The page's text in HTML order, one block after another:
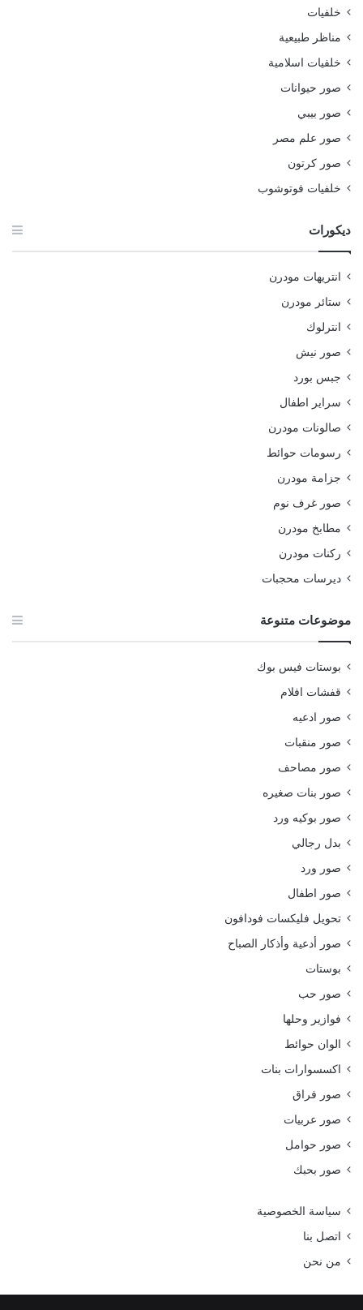
خلفيات
مناظر طبيعية
خلفيات اسلامية
صور حيوانات
صور بيبي
صور علم مصر
صور كرتون
خلفيات فوتوشوب
ديكورات
انتريهات مودرن
ستائر مودرن
انترلوك
صور نيش
جبس بورد
سراير اطفال
صالونات مودرن
رسومات حوائط
جزامة مودرن
صور غرف نوم
مطابخ مودرن
ركنات مودرن
ديرسات محجبات
موضوعات متنوعة
بوستات فيس بوك
قفشات افلام
صور ادعيه
صور منقبات
صور مصاحف
صور بنات صغيره
صور بوكيه ورد
بدل رجالي
صور ورد
صور اطفال
تحويل فليكسات فودافون
صور أدعية وأذكار الصباح
بوستات
صور حب
فوازير وحلها
الوان حوائط
اكسسوارات بنات
صور فراق
صور عربيات
صور حوامل
صور بحبك
سياسة الخصوصية
اتصل بنا
من نحن